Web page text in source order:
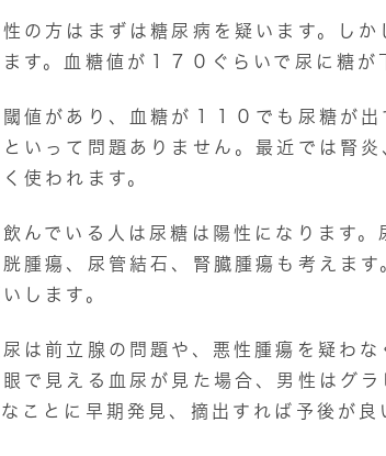
の方はまずは糖尿病を疑います。しか
す。血糖値が１７０ぐらいで尿に糖が
値があり、血糖が１１０でも尿糖が出
いって問題ありません。最近では腎
使われます。
んでいる人は尿糖は陽性になります。
腫瘍、尿管結石、腎臓腫瘍も考えます
します。
は前立腺の問題や、悪性腫瘍を疑わ
で見える血尿が見た場合、男性はグラ
ことに早期発見、摘出すれば予後が良